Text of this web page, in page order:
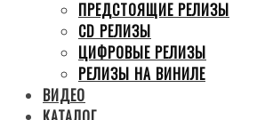
ПРЕДСТОЯЩИЕ РЕЛИЗЫ
CD РЕЛИЗЫ
ЦИФРОВЫЕ РЕЛИЗЫ
РЕЛИЗЫ НА ВИНИЛЕ
ВИДЕО